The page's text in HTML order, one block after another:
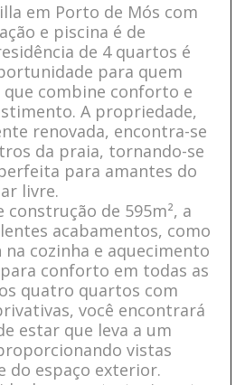
em Porto de Mós com
e piscina é de
de 4 quartos é
para quem
que combine conforto e
A propriedade,
renovada, encontra-se
da praia, tornando-se
para amantes do
livre.
construção de 595m², a
acabamentos, como
na cozinha e aquecimento
conforto em todas as
quatro quartos com
você encontrará
estar que leva a um
vistas
do espaço exterior.